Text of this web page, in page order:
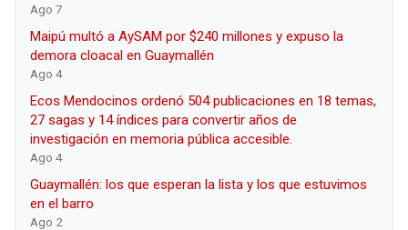
Ago 7
Maipú multó a AySAM por $240 millones y expuso la
demora cloacal en Guaymallén
Ago 4
Ecos Mendocinos ordenó 504 publicaciones en 18 temas,
27 sagas y 14 índices para convertir años de
investigación en memoria pública accesible.
Ago 4
Guaymallén: los que esperan la lista y los que estuvimos
en el barro
Ago 2